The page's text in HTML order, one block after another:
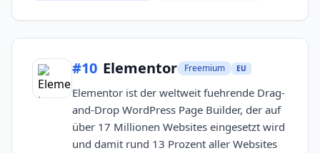
#10 Elementor Freemium EU
Elementor ist der weltweit fuehrende Drag-
and-Drop WordPress Page Builder, der auf
über 17 Millionen Websites eingesetzt wird
und damit rund 13 Prozent aller Websites